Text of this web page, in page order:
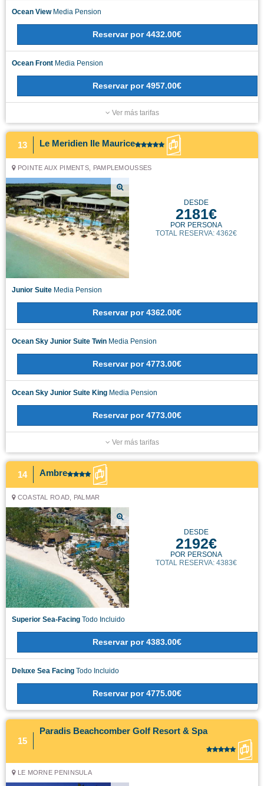
Ocean ViewMedia Pension
Reservar por 4432.00€
Ocean Front Media Pension
Reservar por 4957.00€
Ver más tarifas
13 Le Meridien Ile Maurice
POINTE AUX PIMENTS, PAMPLEMOUSSES
DESDE
2181€
POR PERSONA
TOTAL RESERVA: 4362€
Junior Suite Media Pension
Reservar por 4362.00€
Ocean Sky Junior Suite Twin Media Pension
Reservar por 4773.00€
Ocean Sky Junior Suite King Media Pension
Reservar por 4773.00€
Ver más tarifas
14 Ambre
COASTAL ROAD, PALMAR
DESDE
2192€
POR PERSONA
TOTAL RESERVA: 4383€
Superior Sea-Facing Todo Incluido
Reservar por 4383.00€
Deluxe Sea Facing Todo Incluido
Reservar por 4775.00€
15
Paradis Beachcomber Golf Resort & Spa
LE MORNE PENINSULA